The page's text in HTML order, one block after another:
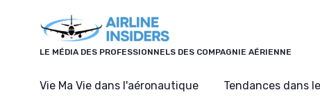
LE MÉDIA DES PROFESSIONNELS DES COMPAGNIE AÉRIENNE
Vie Ma Vie dans l'aéronautique Tendances dans